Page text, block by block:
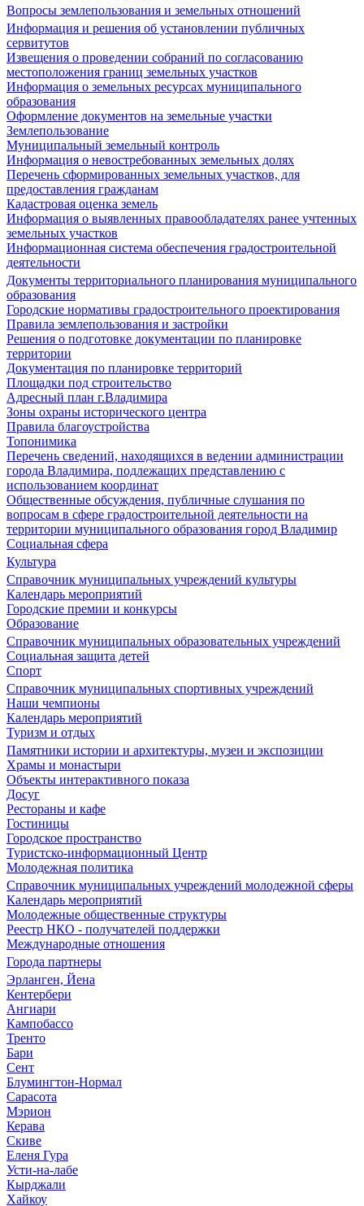
Вопросы землепользования и земельных отношений
Информация и решения об установлении публичных
сервитутов
Извещения о проведении собраний по согласованию
местоположения границ земельных участков
Информация о земельных ресурсах муниципального
образования
Оформление документов на земельные участки
Землепользование
Муниципальный земельный контроль
Информация о невостребованных земельных долях
Перечень сформированных земельных участков, для
предоставления гражданам
Кадастровая оценка земель
Информация о выявленных правообладателях ранее учтенных
земельных участков
Информационная система обеспечения градостроительной
деятельности
Документы территориального планирования муниципального
образования
Городские нормативы градостроительного проектирования
Правила землепользования и застройки
Решения о подготовке документации по планировке
территории
Документация по планировке территорий
Площадки под строительство
Адресный план г.Владимира
Зоны охраны исторического центра
Правила благоустройства
Топонимика
Перечень сведений, находящихся в ведении администрации
города Владимира, подлежащих представлению с
использованием координат
Общественные обсуждения, публичные слушания по
вопросам в сфере градостроительной деятельности на
территории муниципального образования город Владимир
Социальная сфера
Культура
Справочник муниципальных учреждений культуры
Календарь мероприятий
Городские премии и конкурсы
Образование
Справочник муниципальных образовательных учреждений
Социальная защита детей
Спорт
Справочник муниципальных спортивных учреждений
Наши чемпионы
Календарь мероприятий
Туризм и отдых
Памятники истории и архитектуры, музеи и экспозиции
Храмы и монастыри
Объекты интерактивного показа
Досуг
Рестораны и кафе
Гостиницы
Городское пространство
Туристско-информационный Центр
Молодежная политика
Справочник муниципальных учреждений молодежной сферы
Календарь мероприятий
Молодежные общественные структуры
Реестр НКО - получателей поддержки
Международные отношения
Города партнеры
Эрланген, Йена
Кентербери
Ангиари
Кампобассо
Тренто
Бари
Сент
Блумингтон-Нормал
Сарасота
Мэрион
Керава
Скиве
Еленя Гура
Усти-на-лабе
Кырджали
Хайкоу